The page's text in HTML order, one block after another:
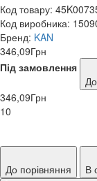
Код товару:
Код виробника:
Бренд: KAN
346,09Грн
Під замовлення
346,09Грн
10
До порівняння
В